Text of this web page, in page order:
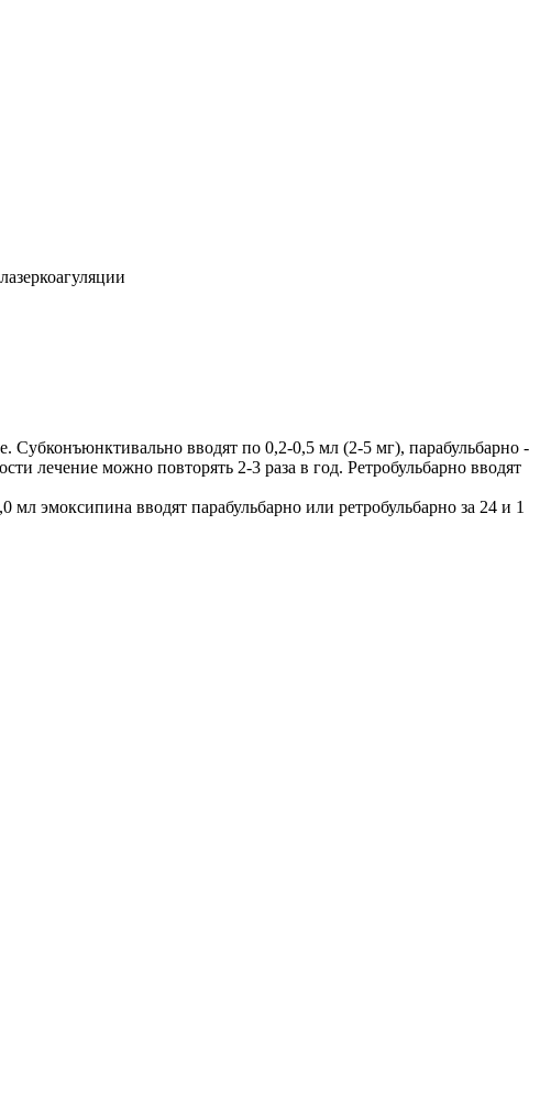
Субконъюнктивально вводят по 0,2-0,5 мл (2-5 мг), парабульбарно -
лечение можно повторять 2-3 раза в год. Ретробульбарно вводят
эмоксипина вводят парабульбарно или ретробульбарно за 24 и 1